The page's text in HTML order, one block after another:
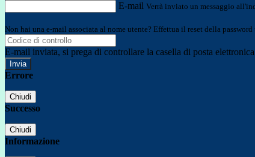
E-mail Verrà inviato un messaggio
Non hai una e-mail associata al nome utente? Effettua il reset della
E-mail inviata, si prega di controllare la casella di posta
Errore
Chiudi
Successo
Chiudi
Informazione